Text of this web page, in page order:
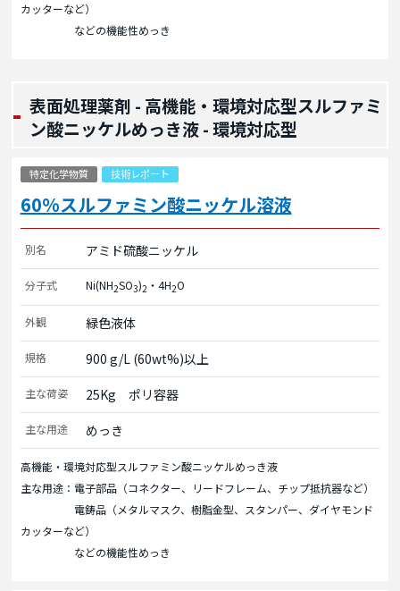
カッターなど）
などの機能性めっき
表面処理薬剤 - 高機能・環境対応型スルファミ
ン酸ニッケルめっき液 - 環境対応型
特定化学物質 技術レポート
60%スルファミン酸ニッケル溶液
別名 アミド硫酸ニッケル
分子式 Ni(NH2SO3)2 ・4H2O
外観 緑色液体
規格 900 g/L (60wt%)以上
主な荷姿 25Kg　ポリ容器
主な用途 めっき
高機能・環境対応型スルファミン酸ニッケルめっき液
主な用途：電子部品（コネクター、リードフレーム、チップ抵抗器など）
電鋳品（メタルマスク、樹脂金型、スタンパー、ダイヤモンド
カッターなど）
などの機能性めっき